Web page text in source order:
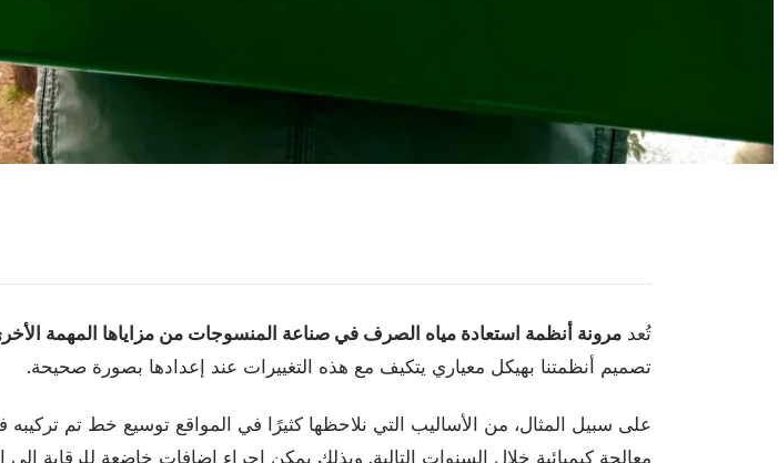
تُعد مرونة أنظمة استعادة مياه الصرف في صناعة المنسوجات من مزاياها المهمة
تصميم أنظمتنا بهيكل معياري يتكيف مع هذه التغييرات عند إعدادها بصورة صحيحة.
على سبيل المثال، من الأساليب التي نلاحظها كثيرًا في المواقع توسيع خط تم
معالجة كيميائية خلال السنوات التالية. وبذلك يمكن إجراء إضافات خاضعة للرقابة إلى